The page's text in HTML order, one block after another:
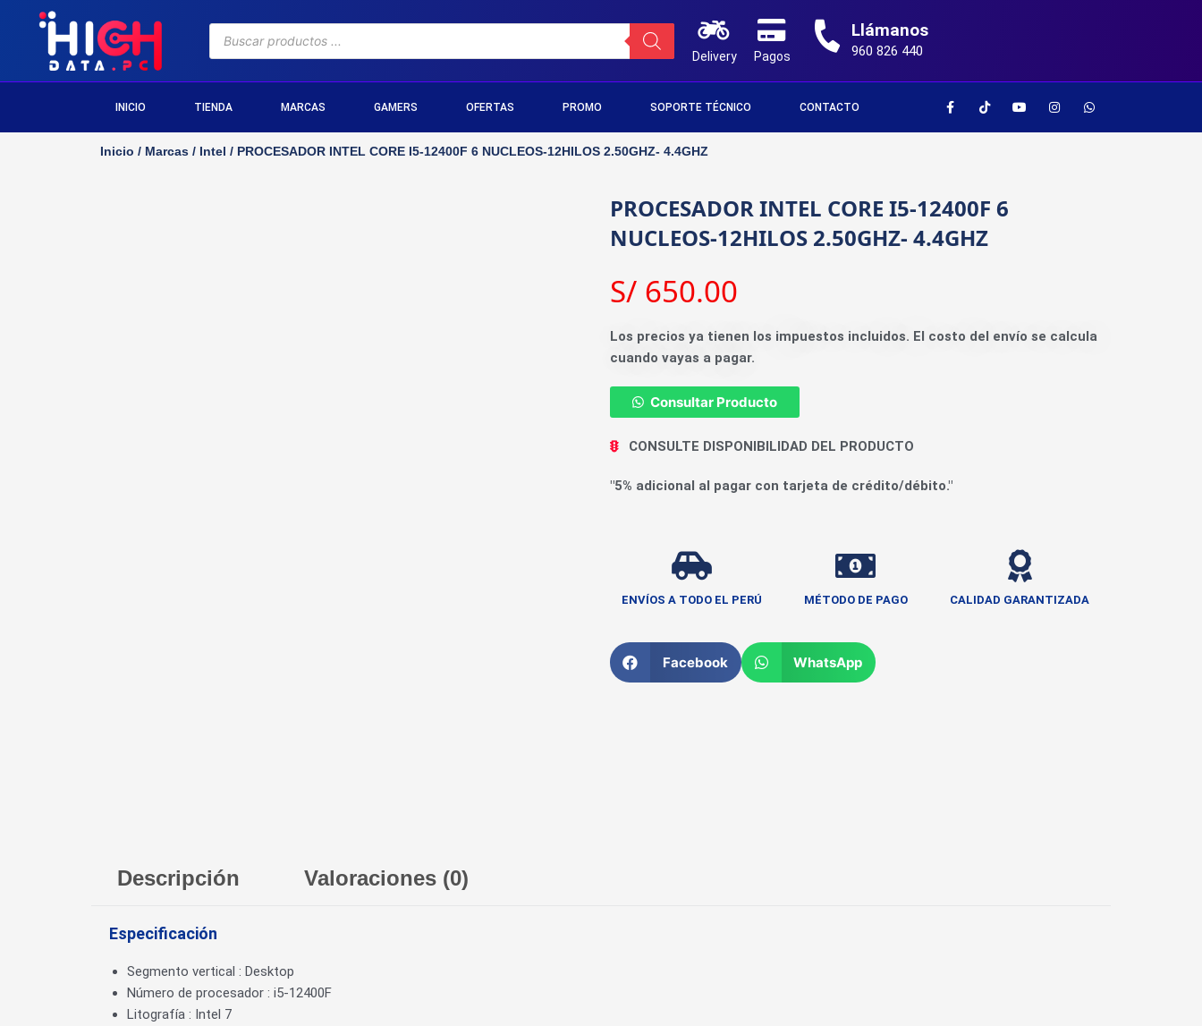
Delivery Pagos
Llámanos
960 826 440
INICIO TIENDA MARCAS GAMERS OFERTAS PROMO SOPORTE TÉCNICO CONTACTO
Inicio / Marcas / Intel / PROCESADOR INTEL CORE I5-12400F 6 NUCLEOS-12HILOS 2.50GHZ- 4.4GHZ
PROCESADOR INTEL CORE I5-12400F 6
NUCLEOS-12HILOS 2.50GHZ- 4.4GHZ
S/ 650.00
Los precios ya tienen los impuestos incluidos. El costo del envío se calcula
cuando vayas a pagar.
Consultar Producto
CONSULTE DISPONIBILIDAD DEL PRODUCTO
"5% adicional al pagar con tarjeta de crédito/débito."
ENVÍOS A TODO EL PERÚ MÉTODO DE PAGO CALIDAD GARANTIZADA
Facebook WhatsApp
Descripción Valoraciones (0)
Especificación
Segmento vertical : Desktop
Número de procesador : i5-12400F
Litografía : Intel 7